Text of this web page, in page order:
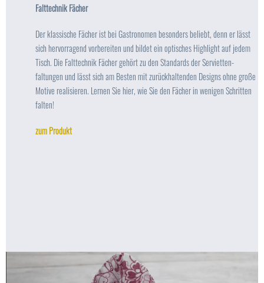
Falttechnik Fächer
Der klassische Fächer ist bei Gastronomen besonders beliebt, denn er lässt
sich hervorragend vorbereiten und bildet ein optisches Highlight auf jedem
Tisch. Die Falttechnik Fächer gehört zu den Standards der Servietten-
faltungen und lässt sich am Besten mit zurückhaltenden Designs ohne große
Motive realisieren. Lernen Sie hier, wie Sie den Fächer in wenigen Schritten
falten!
zum Produkt